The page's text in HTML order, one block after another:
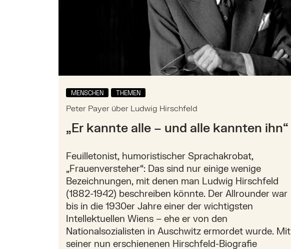
MENSCHEN THEMEN
Peter Payer über Ludwig Hirschfeld
„Er kannte alle – und alle kannten ihn“
Feuilletonist, humoristischer Sprachakrobat,
„Frauenversteher“: Das sind nur einige wenige
Bezeichnungen, mit denen man Ludwig Hirschfeld
(1882-1942) beschreiben könnte. Der Allrounder war
bis in die 1930er Jahre einer der wichtigsten
Intellektuellen Wiens – ehe er von den
Nationalsozialisten in Auschwitz ermordet wurde. Mit
seiner nun erschienenen Hirschfeld-Biografie